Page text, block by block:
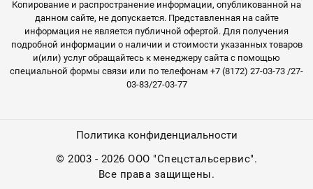
Копирование и распространение информации, опубликованной на
данном сайте, не допускается. Представленная на сайте
информация не является публичной офертой. Для получения
подробной информации о наличии и стоимости указанных товаров
и(или) услуг обращайтесь к менеджеру сайта с помощью
специальной формы связи или по телефонам +7 (8172) 27-03-73 /27-
03-83/27-03-77
© 2003 - 2026 ООО "Спецстальсервис".
Все права защищены.
Политика конфиденциальности